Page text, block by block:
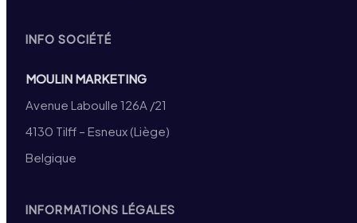
INFO SOCIÉTÉ
MOULIN MARKETING
Avenue Laboulle 126A /21
4130 Tilff – Esneux (Liège)
Belgique
INFORMATIONS LÉGALES